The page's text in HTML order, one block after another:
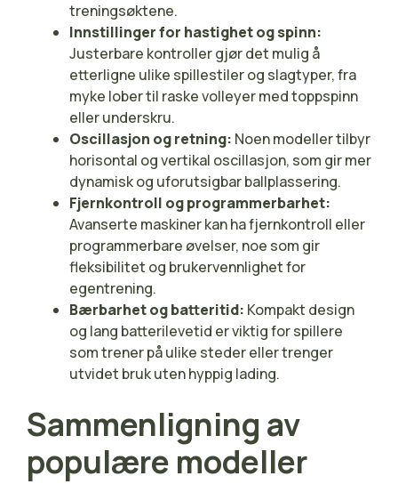
treningsøktene.
Innstillinger for hastighet og spinn:
Justerbare kontroller gjør det mulig å
etterligne ulike spillestiler og slagtyper, fra
myke lober til raske volleyer med toppspinn
eller underskru.
Oscillasjon og retning: Noen modeller tilbyr
horisontal og vertikal oscillasjon, som gir mer
dynamisk og uforutsigbar ballplassering.
Fjernkontroll og programmerbarhet:
Avanserte maskiner kan ha fjernkontroll eller
programmerbare øvelser, noe som gir
fleksibilitet og brukervennlighet for
egentrening.
Bærbarhet og batteritid: Kompakt design
og lang batterilevetid er viktig for spillere
som trener på ulike steder eller trenger
utvidet bruk uten hyppig lading.
Sammenligning av
populære modeller